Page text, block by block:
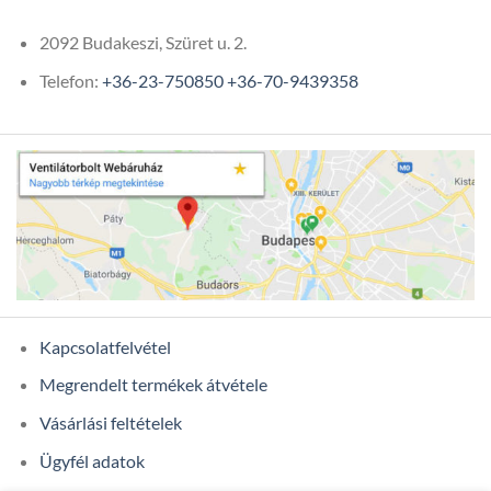
2092 Budakeszi, Szüret u. 2.
Telefon: +36-23-750850+36-70-9439358
Kapcsolatfelvétel
Megrendelt termékek átvétele
Vásárlási feltételek
Ügyfél adatok